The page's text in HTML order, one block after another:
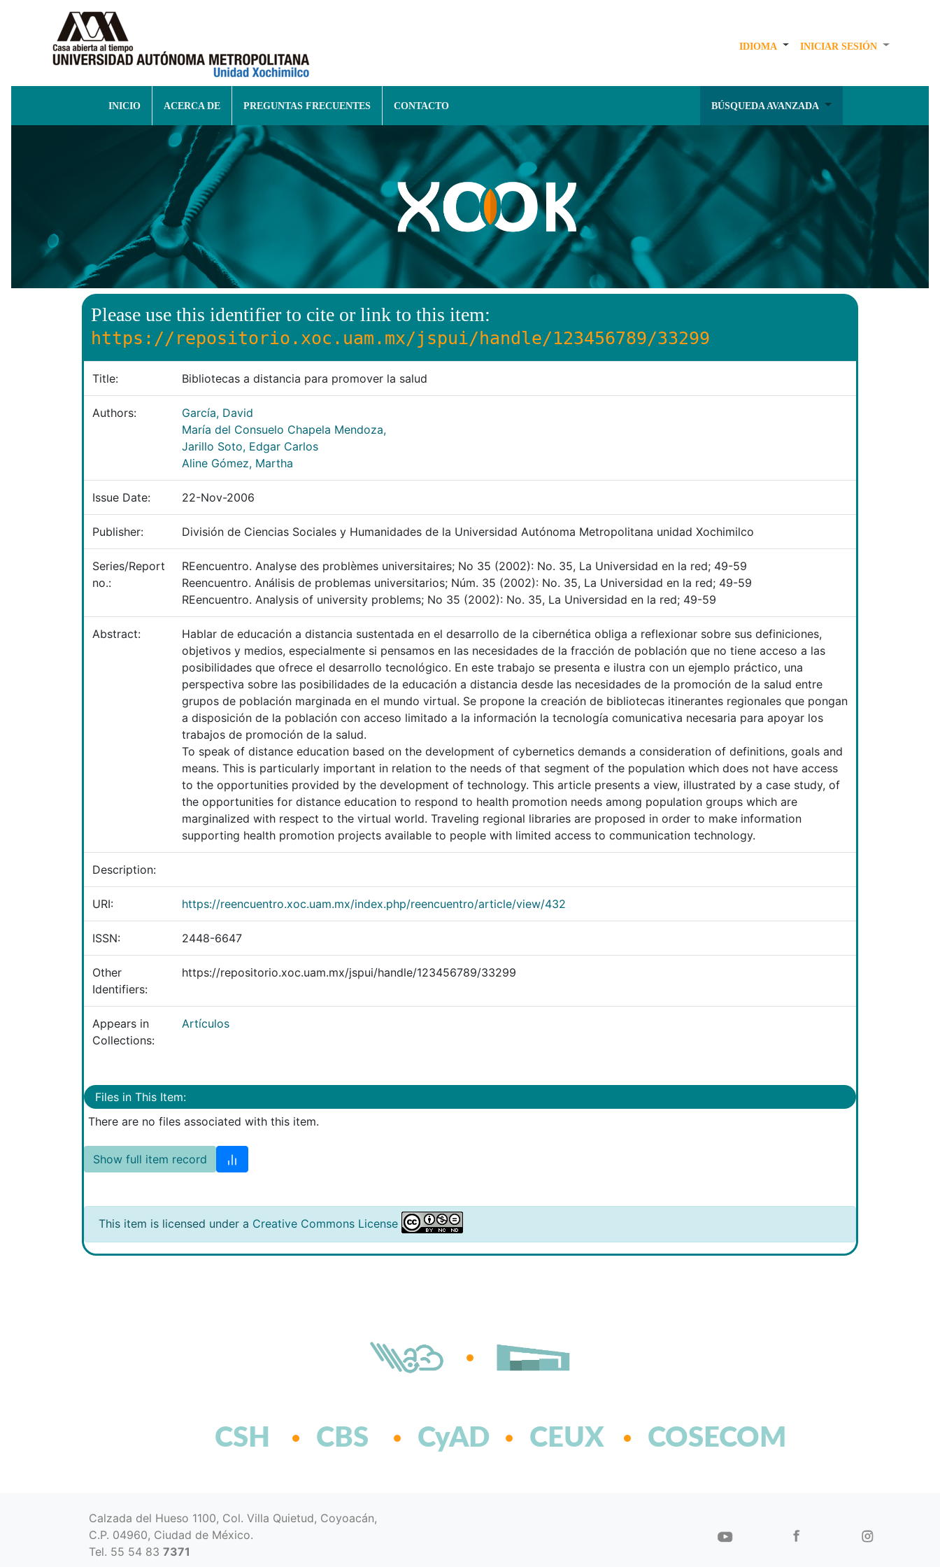
IDIOMA INICIAR SESIÓN
INICIO ACERCA DE PREGUNTAS FRECUENTES CONTACTO BÚSQUEDA AVANZADA
Please use this identifier to cite or link to this item:
https://repositorio.xoc.uam.mx/jspui/handle/123456789/33299
Title: Bibliotecas a distancia para promover la salud
Authors:
García, David
María del Consuelo Chapela Mendoza,
Jarillo Soto, Edgar Carlos
Aline Gómez, Martha
Issue Date: 22-Nov-2006
Publisher: División de Ciencias Sociales y Humanidades de la Universidad Autónoma Metropolitana unidad Xochimilco
Series/Report
no.:
REencuentro. Analyse des problèmes universitaires; No 35 (2002): No. 35, La Universidad en la red; 49-59
Reencuentro. Análisis de problemas universitarios; Núm. 35 (2002): No. 35, La Universidad en la red; 49-59
REencuentro. Analysis of university problems; No 35 (2002): No. 35, La Universidad en la red; 49-59
Abstract:
Hablar de educación a distancia sustentada en el desarrollo de la cibernética obliga a reflexionar sobre sus definiciones,
objetivos y medios, especialmente si pensamos en las necesidades de la fracción de población que no tiene acceso a las
posibilidades que ofrece el desarrollo tecnológico. En este trabajo se presenta e ilustra con un ejemplo práctico, una
perspectiva sobre las posibilidades de la educación a distancia desde las necesidades de la promoción de la salud entre
grupos de población marginada en el mundo virtual. Se propone la creación de bibliotecas itinerantes regionales que pongan
a disposición de la población con acceso limitado a la información la tecnología comunicativa necesaria para apoyar los
trabajos de promoción de la salud.
To speak of distance education based on the development of cybernetics demands a consideration of definitions, goals and
means. This is particularly important in relation to the needs of that segment of the population which does not have access
to the opportunities provided by the development of technology. This article presents a view, illustrated by a case study, of
the opportunities for distance education to respond to health promotion needs among population groups which are
marginalized with respect to the virtual world. Traveling regional libraries are proposed in order to make information
supporting health promotion projects available to people with limited access to communication technology.
Description:
URI: https://reencuentro.xoc.uam.mx/index.php/reencuentro/article/view/432
ISSN: 2448-6647
Other
Identifiers:
https://repositorio.xoc.uam.mx/jspui/handle/123456789/33299
Appears in
Collections:
Artículos
Files in This Item:
There are no files associated with this item.
Show full item record
This item is licensed under a Creative Commons License
CSH CBS CyAD CEUX COSECOM
Calzada del Hueso 1100, Col. Villa Quietud, Coyoacán,
C.P. 04960, Ciudad de México.
Tel. 55 54 83 7371